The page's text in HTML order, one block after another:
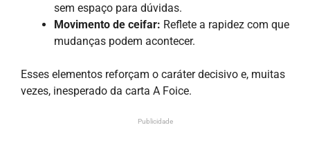
sem espaço para dúvidas.
Movimento de ceifar: Reflete a rapidez com que
mudanças podem acontecer.
Esses elementos reforçam o caráter decisivo e, muitas
vezes, inesperado da carta A Foice.
Publicidade